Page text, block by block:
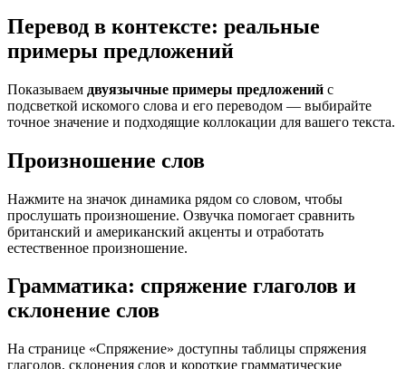
Перевод в контексте: реальные
примеры предложений
Показываем двуязычные примеры предложений с
подсветкой искомого слова и его переводом — выбирайте
точное значение и подходящие коллокации для вашего текста.
Произношение слов
Нажмите на значок динамика рядом со словом, чтобы
прослушать произношение. Озвучка помогает сравнить
британский и американский акценты и отработать
естественное произношение.
Грамматика: спряжение глаголов и
склонение слов
На странице «Спряжение» доступны таблицы спряжения
глаголов, склонения слов и короткие грамматические